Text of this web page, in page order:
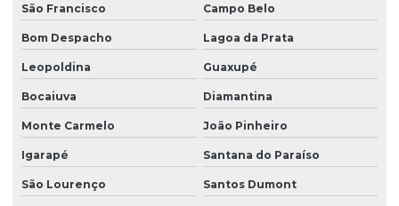
São Francisco Campo Belo
Bom Despacho Lagoa da Prata
Leopoldina Guaxupé
Bocaiuva Diamantina
Monte Carmelo João Pinheiro
Igarapé Santana do Paraíso
São Lourenço Santos Dumont